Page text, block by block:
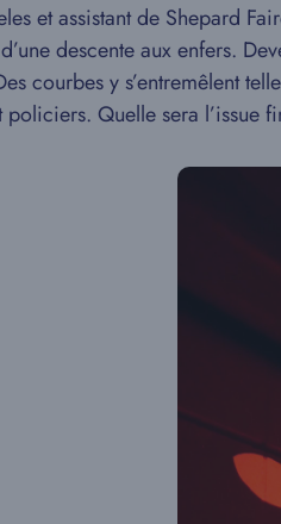
et assistant de Shepard
descente aux enfers.
courbes y s’entremêlent
Quelle sera l’issue